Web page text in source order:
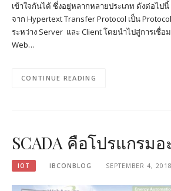
เข้าใจกันได้ ซึ่งอยู่หลากหลายประเภท ดังต่อไปนี้
จาก Hypertext Transfer Protocol เป็น
ระหว่าง Server และ Client โดยนำไปสู่การเชื่อ
Web…
CONTINUE READING
SCADA คือโปรแกรมอ
IOT IBCONBLOG SEPTEMBER 4, 2018